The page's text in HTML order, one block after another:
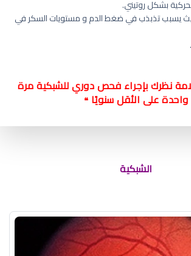
بشكل روتيني.
حيث يسبب تذبذب في ضغط الدم و مستويات السكر في
نظرك بإجراء فحص دوري للشبكية مرة
واحدة على الأقل سنويًا ❝
الشبكية